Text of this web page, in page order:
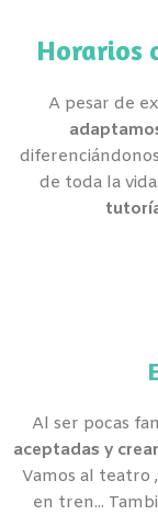
Horarios
A pesar de
de toda la
Al ser pocas
aceptadas y
Vamos al teatro
en tren...